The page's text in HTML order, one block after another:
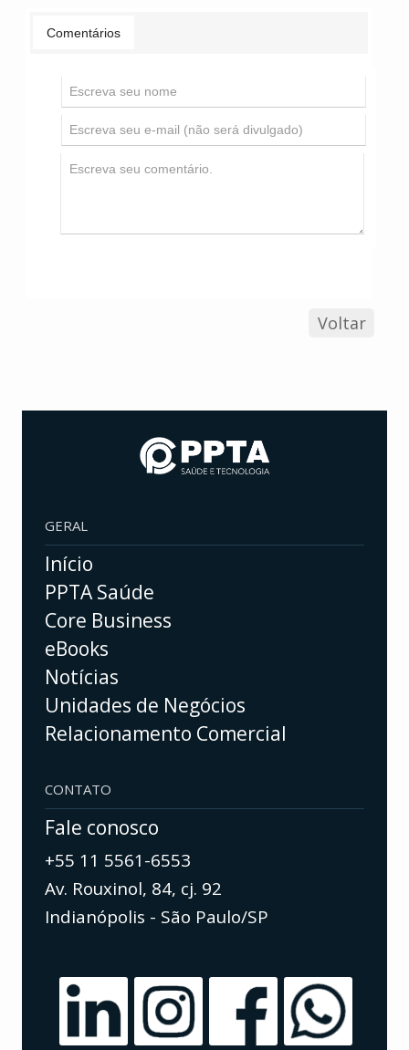
Comentários
Voltar
GERAL
Início
PPTA Saúde
Core Business
eBooks
Notícias
Unidades de Negócios
Relacionamento Comercial
CONTATO
Fale conosco
+55 11 5561-6553
Av. Rouxinol, 84, cj. 92
Indianópolis - São Paulo/SP